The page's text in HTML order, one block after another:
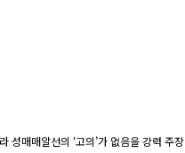
성매매알선의 ‘고의’가 없음을 강력 주장